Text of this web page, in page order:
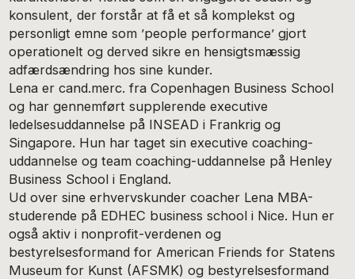
konsulent, der forstår at få et så komplekst og
personligt emne som ’people performance’ gjort
operationelt og derved sikre en hensigtsmæssig
adfærdsændring hos sine kunder.
Lena er cand.merc. fra Copenhagen Business School
og har gennemført supplerende executive
ledelsesuddannelse på INSEAD i Frankrig og
Singapore. Hun har taget sin executive coaching-
uddannelse og team coaching-uddannelse på Henley
Business School i England.
Ud over sine erhvervskunder coacher Lena MBA-
studerende på EDHEC business school i Nice. Hun er
også aktiv i nonprofit-verdenen og
bestyrelsesformand for American Friends for Statens
Museum for Kunst (AFSMK) og bestyrelsesformand